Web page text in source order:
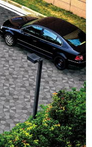
in kosten,
wat
is essentieel
esthetische